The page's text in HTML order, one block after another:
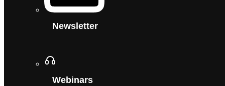
Newsletter
Webinars